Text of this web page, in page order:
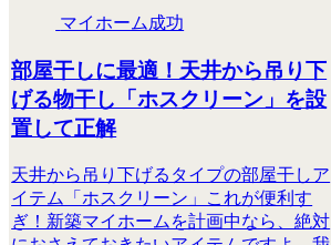
マイホーム成功
部屋干しに最適！天井から吊り下
げる物干し「ホスクリーン」を設
置して正解
天井から吊り下げるタイプの部屋干しア
イテム「ホスクリーン」これが便利す
ぎ！新築マイホームを計画中なら、絶対